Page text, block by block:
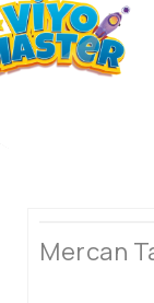
Mercan